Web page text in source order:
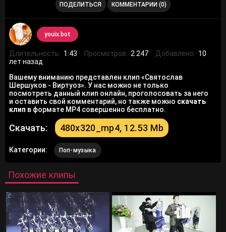
ПОДЕЛИТЬСЯ КОММЕНТАРИИ (0)
youix.bot
Длительность: 1:43 Просмотров: 2 247 Добавлено: 10
лет назад
Вашему вниманию представлен клип «Святослав
Шершуков - Виртуоз». У нас можно не только
посмотреть данный клип онлайн, проголосовать за него
и оставить свой комментарий, но также можно скачать
клип в формате MP4 совершенно бесплатно.
Скачать: 480x320_mp4, 12.53 Mb
Категории: Поп-музыка
Похожие клипы